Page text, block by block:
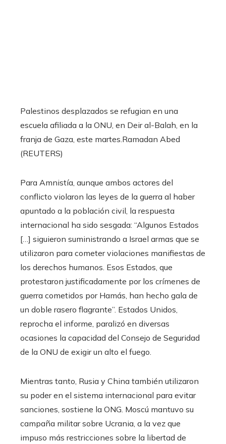
Palestinos desplazados se refugian en una
escuela afiliada a la ONU, en Deir al-Balah, en la
franja de Gaza, este martes.Ramadan Abed
(REUTERS)
Para Amnistía, aunque ambos actores del
conflicto violaron las leyes de la guerra al haber
apuntado a la población civil, la respuesta
internacional ha sido sesgada: “Algunos Estados
[…] siguieron suministrando a Israel armas que se
utilizaron para cometer violaciones manifiestas de
los derechos humanos. Esos Estados, que
protestaron justificadamente por los crímenes de
guerra cometidos por Hamás, han hecho gala de
un doble rasero flagrante”. Estados Unidos,
reprocha el informe, paralizó en diversas
ocasiones la capacidad del Consejo de Seguridad
de la ONU de exigir un alto el fuego.
Mientras tanto, Rusia y China también utilizaron
su poder en el sistema internacional para evitar
sanciones, sostiene la ONG. Moscú mantuvo su
campaña militar sobre Ucrania, a la vez que
impuso más restricciones sobre la libertad de